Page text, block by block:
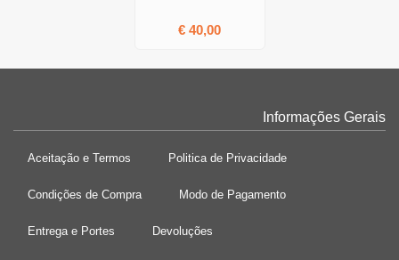
€ 40,00
Informações Gerais
Aceitação e Termos Politica de Privacidade
Condições de Compra Modo de Pagamento
Entrega e Portes Devoluções